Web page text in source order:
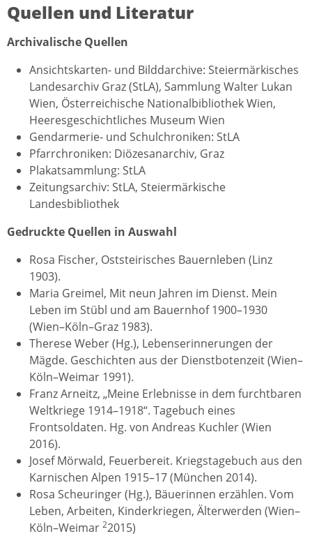
Quellen und Literatur
Archivalische Quellen
Ansichtskarten- und Bilddarchive: Steiermärkisches
Landesarchiv Graz (StLA), Sammlung Walter Lukan
Wien, Österreichische Nationalbibliothek Wien,
Heeresgeschichtliches Museum Wien
Gendarmerie- und Schulchroniken: StLA
Pfarrchroniken: Diözesanarchiv, Graz
Plakatsammlung: StLA
Zeitungsarchiv: StLA, Steiermärkische
Landesbibliothek
Gedruckte Quellen in Auswahl
Rosa Fischer, Oststeirisches Bauernleben (Linz
1903).
Maria Greimel, Mit neun Jahren im Dienst. Mein
Leben im Stübl und am Bauernhof 1900–1930
(Wien–Köln–Graz 1983).
Therese Weber (Hg.), Lebenserinnerungen der
Mägde. Geschichten aus der Dienstbotenzeit (Wien–
Köln–Weimar 1991).
Franz Arneitz, „Meine Erlebnisse in dem furchtbaren
Weltkriege 1914–1918“. Tagebuch eines
Frontsoldaten. Hg. von Andreas Kuchler (Wien
2016).
Josef Mörwald, Feuerbereit. Kriegstagebuch aus den
Karnischen Alpen 1915–17 (München 2014).
Rosa Scheuringer (Hg.), Bäuerinnen erzählen. Vom
Leben, Arbeiten, Kinderkriegen, Älterwerden (Wien–
Köln–Weimar 22015)